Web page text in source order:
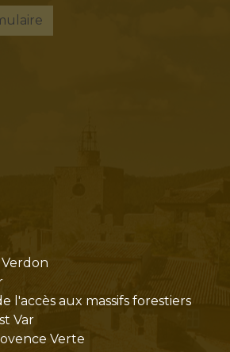
l'accès aux massifs forestiers
Var
Verte